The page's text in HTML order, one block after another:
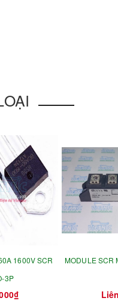
1600V SCR
3P
MODULE SCR